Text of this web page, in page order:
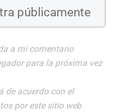
a mi comentario
para la próxima vez
de acuerdo con el
por este sitio web